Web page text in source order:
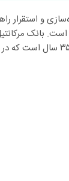
و استقرار
است. بانک
در کورال گیبل، در